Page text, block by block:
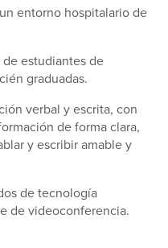
entorno hospitalario de
estudiantes de
graduadas.
verbal y escrita, con
de forma clara,
y escribir amable y
de tecnología
de videoconferencia.